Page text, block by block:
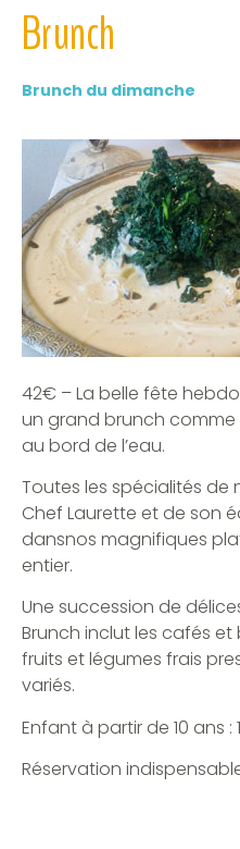
Brunch
Brunch du dimanche
42€ – La belle fête
un grand brunch comme
au bord de l’eau.
Toutes les spécialités de
Chef Laurette et de son
dansnos magnifiques
entier.
Une succession de
Brunch inclut les cafés
fruits et légumes frais
variés.
Enfant à partir de 10 ans :
Réservation